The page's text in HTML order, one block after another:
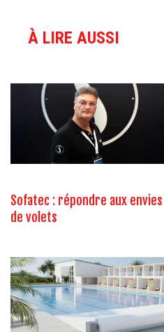
À LIRE AUSSI
Sofatec : répondre aux
de volets